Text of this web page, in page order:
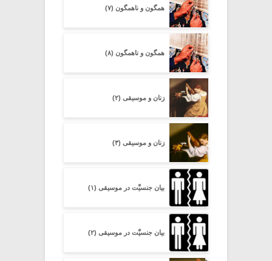
همگون و ناهمگون (۷)
همگون و ناهمگون (۸)
زنان و موسیقی (۲)
زنان و موسیقی (۳)
بیان جنسیَّت در موسیقی (۱)
بیان جنسیَّت در موسیقی (۲)